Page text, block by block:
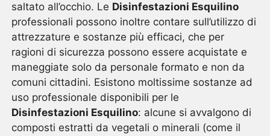
saltato all’occhio. Le Disinfestazioni Esquilino
professionali possono inoltre contare sull’utilizzo di
attrezzature e sostanze più efficaci, che per
ragioni di sicurezza possono essere acquistate e
maneggiate solo da personale formato e non da
comuni cittadini. Esistono moltissime sostanze ad
uso professionale disponibili per le
Disinfestazioni Esquilino: alcune si avvalgono di
composti estratti da vegetali o minerali (come il